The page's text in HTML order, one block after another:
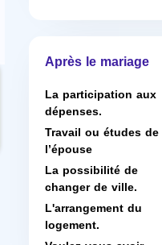
Après le mariage
La participation aux
dépenses.
Travail ou études de
l’épouse
La possibilité de
changer de ville.
L'arrangement du
logement.